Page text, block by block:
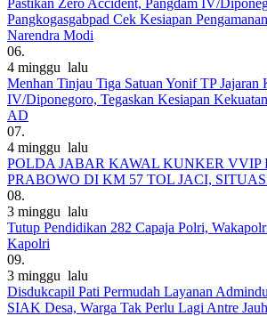
Pastikan Zero Accident, Pangdam IV/
Pangkogasgabpad Cek Kesiapan
Narendra Modi
06.
4 minggu lalu
Menhan Tinjau Tiga Satuan Yonif TP Jajaran
IV/Diponegoro, Tegaskan Kesiapan
AD
07.
4 minggu lalu
POLDA JABAR KAWAL KUNKER VVIP
PRABOWO DI KM 57 TOL JACI,
08.
3 minggu lalu
Tutup Pendidikan 282 Capaja Polri,
Kapolri
09.
3 minggu lalu
Disdukcapil Pati Permudah Layanan
SIAK Desa, Warga Tak Perlu Lagi Antre Jauh